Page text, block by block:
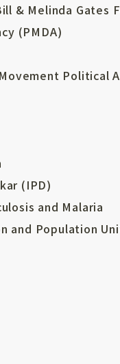
& Melinda Gates
(PMDA)
Political
(IPD)
and Malaria
and Population